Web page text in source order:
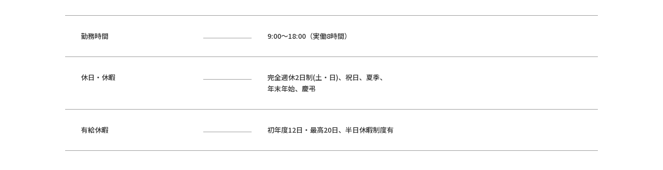
勤務時間 9:00～18:00（実働8時間）
休日・休暇
完全週休2日制(土・日)、祝日、夏季、
年末年始、慶弔
有給休暇 初年度12日・最高20日、半日休暇制度有